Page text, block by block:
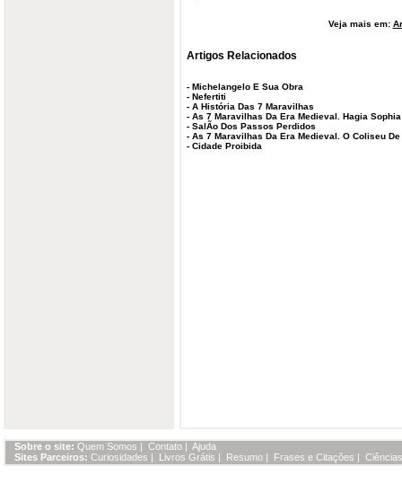
Veja mais em:
Artigos Relacionados
- Michelangelo E Sua Obra
- Nefertiti
- A História Das 7 Maravilhas
- As 7 Maravilhas Da Era Medieval. Hagia Sophia
- SalÃo Dos Passos Perdidos
- As 7 Maravilhas Da Era Medieval. O Coliseu De
- Cidade Proibida
Sobre o site: Quem Somos | Contato | Ajuda
Sites Parceiros: Curiosidades | Livros Grátis | Resumo | Frases e Citações |